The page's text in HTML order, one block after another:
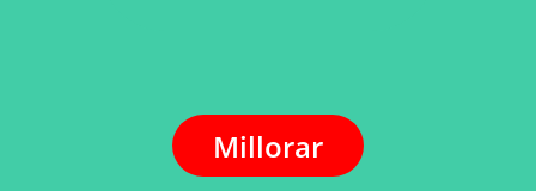
Millorar